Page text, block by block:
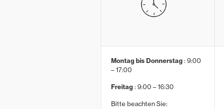
Montag bis Donnerstag: 9:00
– 17:00
Freitag: 9:00 – 16:30
Bitte beachten Sie: